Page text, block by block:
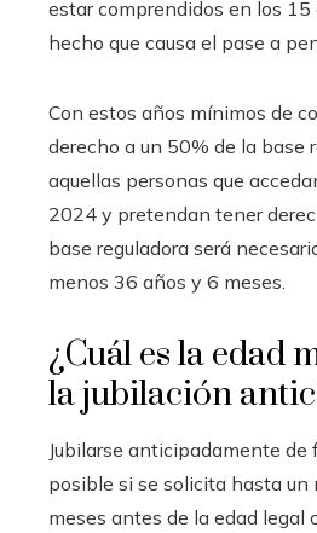
estar comprendidos en los
hecho que causa el pase a
Con estos años mínimos de
derecho a un 50% de la base
aquellas personas que
2024 y pretendan tener
base reguladora será
menos 36 años y 6 meses.
¿Cuál es la edad
la jubilación
Jubilarse anticipadamente de
posible si se solicita hasta un
meses antes de la edad legal